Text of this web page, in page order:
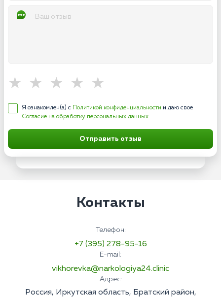
Я ознакомлен(а) с Политикой конфиденциальности и даю свое
Согласие на обработку персональных данных
Отправить отзыв
Контакты
Телефон:
+7 (395) 278-95-16
E-mail:
vikhorevka@narkologiya24.clinic
Адрес:
Россия, Иркутская область, Братский район,